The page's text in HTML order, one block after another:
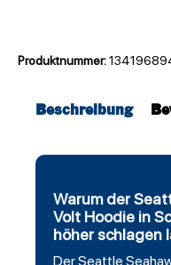
Produktnummer:
Beschreibung
Warum der
Volt Hoodie in
höher schlagen
DerSeattle